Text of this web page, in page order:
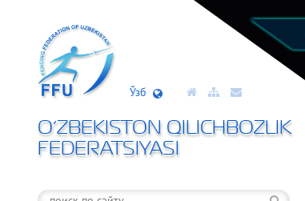
Ўзб
O’ZBEKISTON QILICHBOZLIK
FEDERATSIYASI